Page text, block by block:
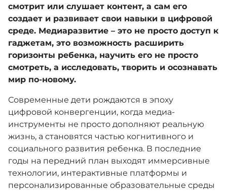
Единый словарь
Версия для слабовидящих
смотрит или слушает контент, а сам его
создает и развивает свои навыки в цифровой
среде. Медиаразвитие – это не просто доступ к
гаджетам, это возможность расширить
горизонты ребенка, научить его не просто
смотреть, а исследовать, творить и осознавать
мир по-новому.
Современные дети рождаются в эпоху
цифровой конвергенции, когда медиа-
инструменты не просто дополняют реальную
жизнь, а становятся частью когнитивного и
социального развития ребенка. В последние
годы на передний план выходят иммерсивные
технологии, интерактивные платформы и
персонализированные образовательные среды